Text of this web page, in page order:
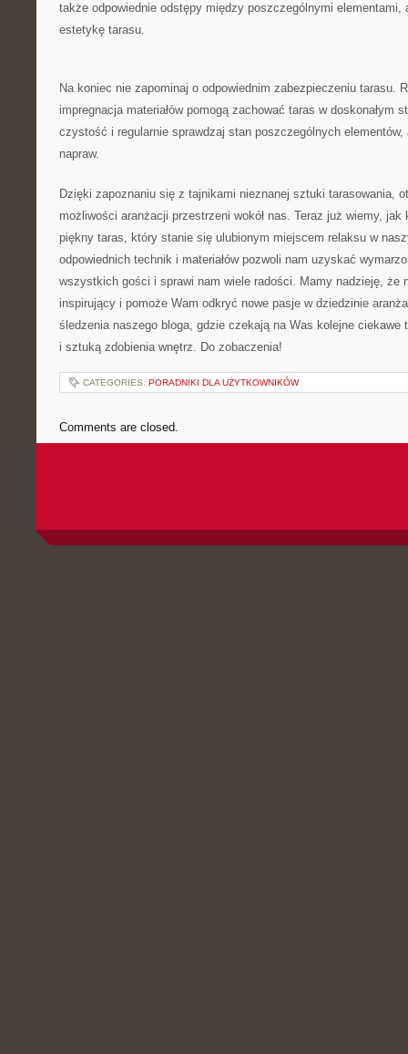
także odpowiednie odstępy między poszczególnymi elementami,
estetykę⁢ tarasu.
Na koniec nie zapominaj‍ o odpowiednim zabezpieczeniu tarasu.
impregnacja materiałów pomogą zachować taras w doskonałym
czystość i regularnie sprawdzaj stan poszczególnych
napraw.
Dzięki ⁣zapoznaniu się z tajnikami nieznanej sztuki⁣ tarasowania,
możliwości aranżacji przestrzeni wokół nas. Teraz już wiemy,
piękny taras, który ​stanie się ulubionym miejscem relaksu w
odpowiednich technik i materiałów pozwoli nam uzyskać
⁣wszystkich gości i sprawi nam wiele radości. Mamy nadzieję,​ że
inspirujący ⁣i pomoże Wam odkryć nowe ⁣pasje w dziedzinie
śledzenia naszego bloga, gdzie czekają na Was ⁣kolejne ciekawe
⁣i sztuką ​zdobienia wnętrz. ​Do zobaczenia!
CATEGORIES: PORADNIKI DLA UŻYTKOWNIKÓW
Comments are closed.